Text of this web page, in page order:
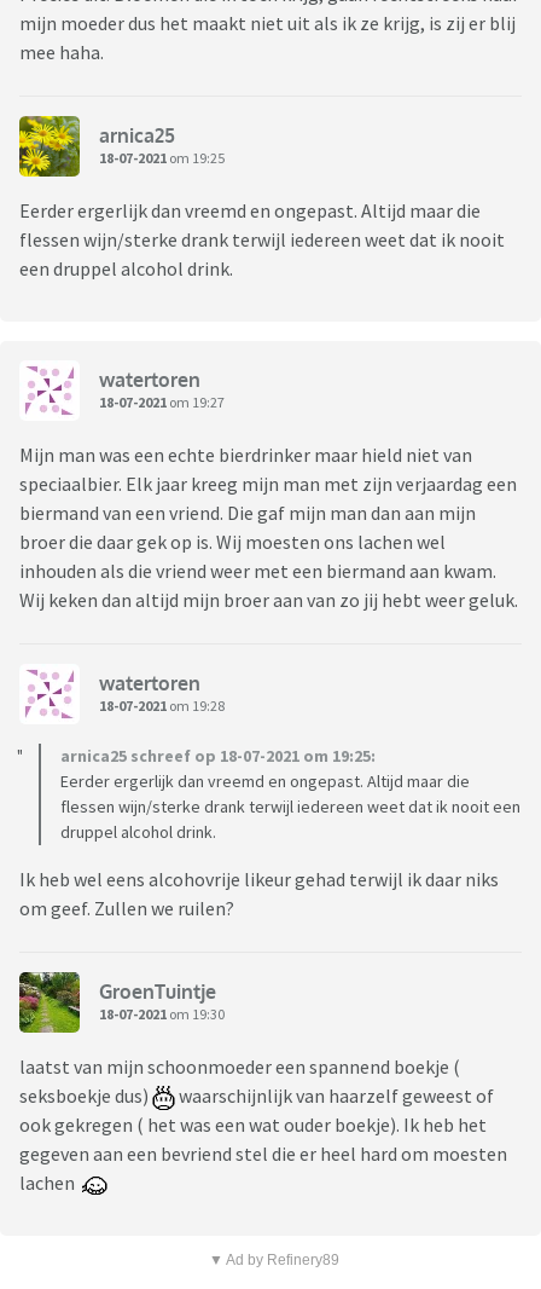
mijn moeder dus het maakt niet uit als ik ze krijg, is zij er blij
mee haha.
arnica25
18-07-2021 om 19:25
Eerder ergerlijk dan vreemd en ongepast. Altijd maar die
flessen wijn/sterke drank terwijl iedereen weet dat ik nooit
een druppel alcohol drink.
watertoren
18-07-2021 om 19:27
Mijn man was een echte bierdrinker maar hield niet van
speciaalbier. Elk jaar kreeg mijn man met zijn verjaardag een
biermand van een vriend. Die gaf mijn man dan aan mijn
broer die daar gek op is. Wij moesten ons lachen wel
inhouden als die vriend weer met een biermand aan kwam.
Wij keken dan altijd mijn broer aan van zo jij hebt weer geluk.
watertoren
18-07-2021 om 19:28
arnica25 schreef op 18-07-2021 om 19:25:
Eerder ergerlijk dan vreemd en ongepast. Altijd maar die
flessen wijn/sterke drank terwijl iedereen weet dat ik nooit een
druppel alcohol drink.
Ik heb wel eens alcohovrije likeur gehad terwijl ik daar niks
om geef. Zullen we ruilen?
GroenTuintje
18-07-2021 om 19:30
laatst van mijn schoonmoeder een spannend boekje (
seksboekje dus)
waarschijnlijk van haarzelf geweest of
ook gekregen ( het was een wat ouder boekje). Ik heb het
gegeven aan een bevriend stel die er heel hard om moesten
lachen
▼ Ad by Refinery89